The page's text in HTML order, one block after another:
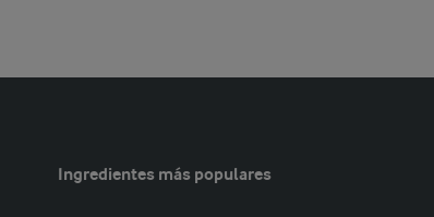
Ingredientes más populares